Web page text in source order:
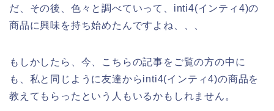
だ、その後、色々と調べていって、inti4(インティ4)の
商品に興味を持ち始めたんですよね、、、
もしかしたら、今、こちらの記事をご覧の方の中に
も、私と同じように友達からinti4(インティ4)の商品を
教えてもらったという人もいるかもしれません。